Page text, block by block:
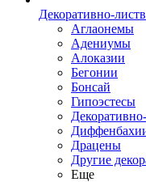
Декоративно-
Аглаонемы
Адениумы
Алоказии
Бегонии
Бонсай
Гипоэстесы
Драцены
Другие
Еще